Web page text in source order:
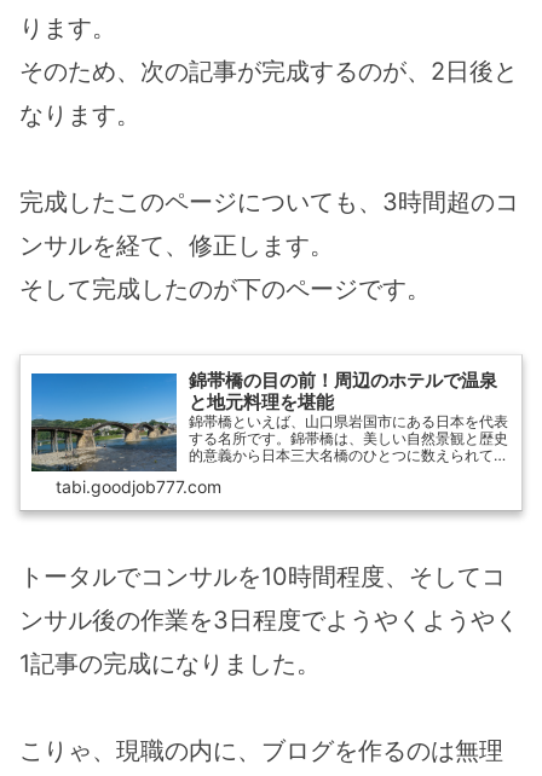
ります。
そのため、次の記事が完成するのが、2日後と
なります。
完成したこのページについても、3時間超のコ
ンサルを経て、修正します。
そして完成したのが下のページです。
錦帯橋の目の前！周辺のホテルで温泉
と地元料理を堪能
錦帯橋といえば、山口県岩国市にある日本を代表
する名所です。錦帯橋は、美しい自然景観と歴史
的意義から日本三大名橋のひとつに数えられてい
橋を世界遺産にという声も大きくなっています。
「錦帯橋」おすすめホ...
tabi.goodjob777.com
トータルでコンサルを10時間程度、そしてコ
ンサル後の作業を3日程度でようやくようやく
1記事の完成になりました。
こりゃ、現職の内に、ブログを作るのは無理